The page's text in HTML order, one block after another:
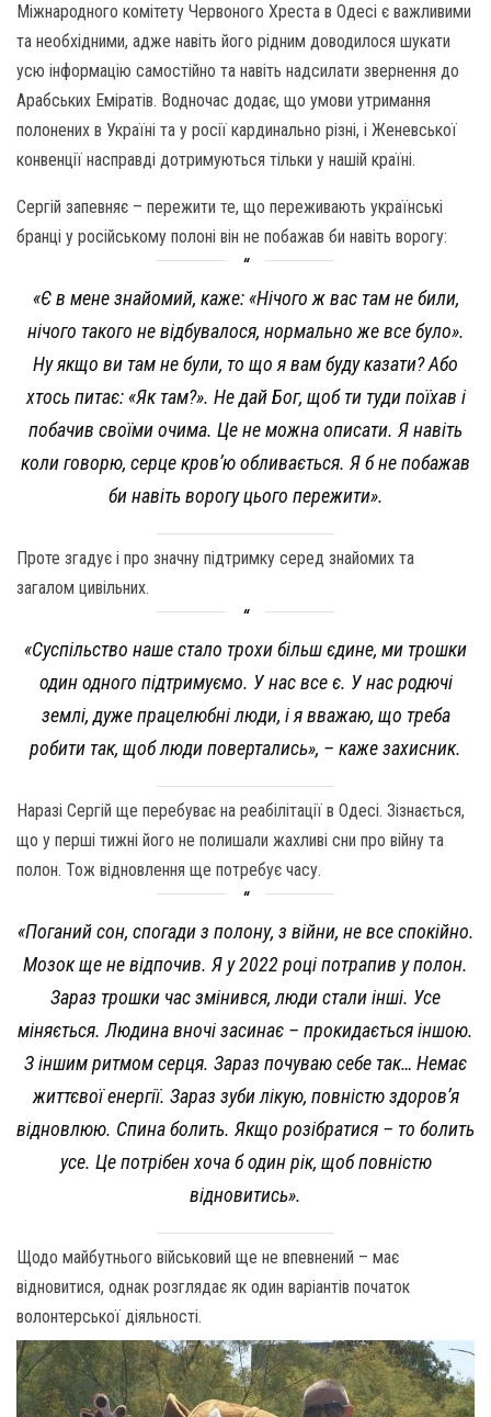
Міжнародного комітету Червоного Хреста в Одесі є важливими
та необхідними, адже навіть його рідним доводилося шукати
усю інформацію самостійно та навіть надсилати звернення до
Арабських Еміратів. Водночас додає, що умови утримання
полонених в Україні та у росії кардинально різні, і Женевської
конвенції насправді дотримуються тільки у нашій країні.
Сергій запевняє – пережити те, що переживають українські
бранці у російському полоні він не побажав би навіть ворогу:
«Є в мене знайомий, каже: «Нічого ж вас там не били,
нічого такого не відбувалося, нормально же все було».
Ну якщо ви там не були, то що я вам буду казати? Або
хтось питає: «Як там?». Не дай Бог, щоб ти туди поїхав і
побачив своїми очима. Це не можна описати. Я навіть
коли говорю, серце кров’ю обливається. Я б не побажав
би навіть ворогу цього пережити».
Проте згадує і про значну підтримку серед знайомих та
загалом цивільних.
«Суспільство наше стало трохи більш єдине, ми трошки
один одного підтримуємо. У нас все є. У нас родючі
землі, дуже працелюбні люди, і я вважаю, що треба
робити так, щоб люди повертались», – каже захисник.
Наразі Сергій ще перебуває на реабілітації в Одесі. Зізнається,
що у перші тижні його не полишали жахливі сни про війну та
полон. Тож відновлення ще потребує часу.
«Поганий сон, спогади з полону, з війни, не все спокійно.
Мозок ще не відпочив. Я у 2022 році потрапив у полон.
Зараз трошки час змінився, люди стали інші. Усе
міняється. Людина вночі засинає – прокидається іншою.
З іншим ритмом серця. Зараз почуваю себе так… Немає
життєвої енергії. Зараз зуби лікую, повністю здоров’я
відновлюю. Спина болить. Якщо розібратися – то болить
усе. Це потрібен хоча б один рік, щоб повністю
відновитись».
Щодо майбутнього військовий ще не впевнений – має
відновитися, однак розглядає як один варіантів початок
волонтерської діяльності.